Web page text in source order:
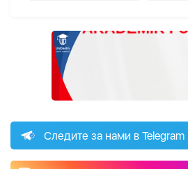
Следите за нами в Telegram